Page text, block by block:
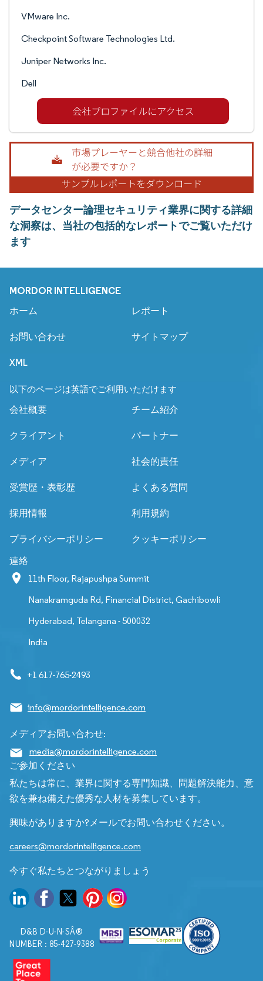
VMware Inc.
Checkpoint Software Technologies Ltd.
Juniper Networks Inc.
Dell
データセンター論理セキュリティ業界に関する詳細
な洞察は、当社の包括的なレポートでご覧いただけ
ます
MORDOR INTELLIGENCE
ホーム レポート
お問い合わせ サイトマップ
XML
以下のページは英語でご利用いただけます
会社概要 チーム紹介
クライアント パートナー
メディア 社会的責任
受賞歴・表彰歴 よくある質問
採用情報 利用規約
プライバシーポリシー クッキーポリシー
連絡
11th Floor, Rajapushpa Summit
Nanakramguda Rd, Financial District, Gachibowli
Hyderabad, Telangana - 500032
India
+1 617-765-2493
info@mordorintelligence.com
メディアお問い合わせ:
media@mordorintelligence.com
ご参加ください
私たちは常に、業界に関する専門知識、問題解決能力、意
欲を兼ね備えた優秀な人材を募集しています。
興味がありますか?メールでお問い合わせください。
careers@mordorintelligence.com
今すぐ私たちとつながりましょう
D&B D-U-N-SÂ®
NUMBER : 85-427-9388